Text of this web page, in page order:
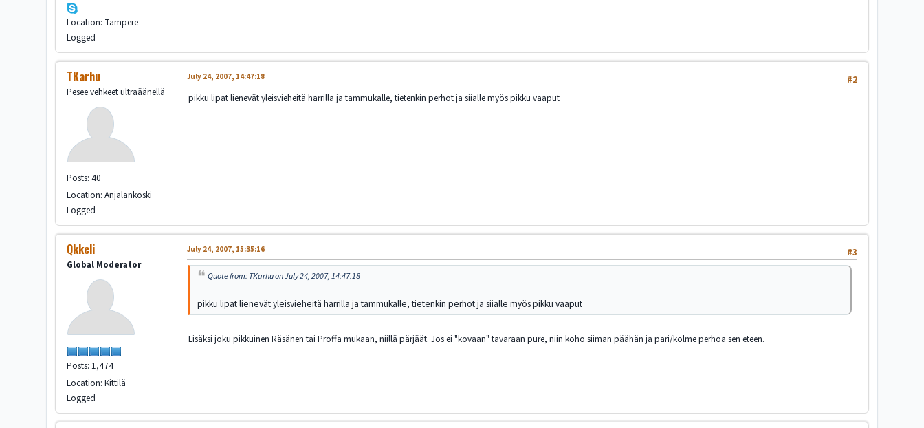
Location: Tampere
Logged
TKarhu
Pesee vehkeet ultraäänellä
Posts: 40
Location: Anjalankoski
Logged
#2
July 24, 2007, 14:47:18
pikku lipat lienevät yleisvieheitä harrilla ja tammukalle, tietenkin perhot ja siialle myös pikku vaaput
Qkkeli
Global Moderator
Posts: 1,474
Location: Kittilä
Logged
#3
July 24, 2007, 15:35:16
Quote from: TKarhu on July 24, 2007, 14:47:18
pikku lipat lienevät yleisvieheitä harrilla ja tammukalle, tietenkin perhot ja siialle myös pikku vaaput
Lisäksi joku pikkuinen Räsänen tai Proffa mukaan, niillä pärjäät. Jos ei "kovaan" tavaraan pure, niin koho siiman päähän ja pari/kolme perhoa sen eteen.